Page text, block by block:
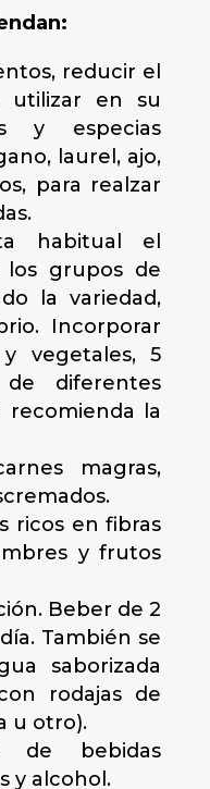
reducir el
utilizar en su
y especias
laurel, ajo,
para realzar
habitual el
grupos de
la variedad,
Incorporar
vegetales, 5
diferentes
la
magras,
ricos en fibras
y frutos
Beber de 2
También se
saborizada
rodajas de
u otro).
de bebidas
y alcohol.